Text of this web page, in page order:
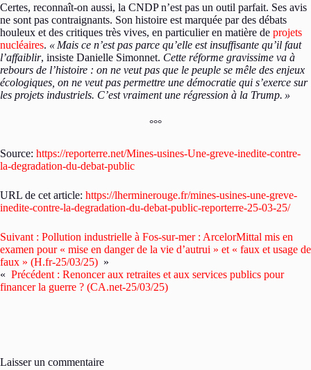
Certes, reconnaît-on aussi, la CNDP n’est pas un outil parfait. Ses avis
ne sont pas contraignants. Son histoire est marquée par des débats
houleux et des critiques très vives, en particulier en matière de projets
nucléaires. « Mais ce n’est pas parce qu’elle est insuffisante qu’il faut
l’affaiblir, insiste Danielle Simonnet. Cette réforme gravissime va à
rebours de l’histoire : on ne veut pas que le peuple se mêle des enjeux
écologiques, on ne veut pas permettre une démocratie qui s’exerce sur
les projets industriels. C’est vraiment une régression à la Trump. »
°°°
Source: https://reporterre.net/Mines-usines-Une-greve-inedite-contre-
la-degradation-du-debat-public
URL de cet article: https://lherminerouge.fr/mines-usines-une-greve-
inedite-contre-la-degradation-du-debat-public-reporterre-25-03-25/
Suivant : Pollution industrielle à Fos-sur-mer : ArcelorMittal mis en
examen pour « mise en danger de la vie d’autrui » et « faux et usage de
faux » (H.fr-25/03/25) »
« Précédent : Renoncer aux retraites et aux services publics pour
financer la guerre ? (CA.net-25/03/25)
Laisser un commentaire